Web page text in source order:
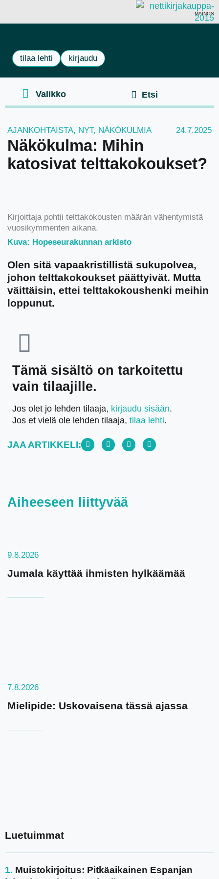
MAINOS
tilaa lehti kirjaudu
AJANKOHTAISTA, NYT, NÄKÖKULMIA 24.7.2025
Näkökulma: Mihin
katosivat telttakokoukset?
Kirjoittaja pohtii telttakokousten määrän vähentymistä
vuosikymmenten aikana.
Kuva: Hopeseurakunnan arkisto
Olen sitä vapaakristillistä sukupolvea,
johon telttakokoukset päättyivät. Mutta
väittäisin, ettei telttakokoushenki meihin
loppunut.
Tämä sisältö on tarkoitettu
vain tilaajille.
Jos olet jo lehden tilaaja, kirjaudu sisään.
Jos et vielä ole lehden tilaaja, tilaa lehti.
JAA ARTIKKELI:
Aiheeseen liittyvää
9.8.2026
Jumala käyttää ihmisten hylkäämää
7.8.2026
Mielipide: Uskovaisena tässä ajassa
Luetuimmat
Muistokirjoitus: Pitkäaikainen Espanjan